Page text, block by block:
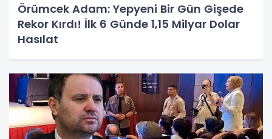
Örümcek Adam: Yepyeni Bir Gün Gişede
Rekor Kırdı! İlk 6 Günde 1,15 Milyar Dolar
Hasılat